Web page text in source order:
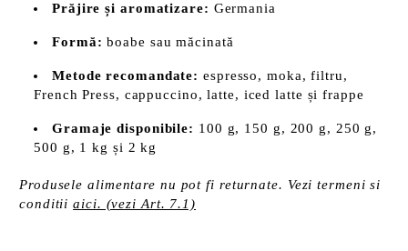
Prăjire și aromatizare: Germania
Formă: boabe sau măcinată
Metode recomandate: espresso, moka, filtru,
French Press, cappuccino, latte, iced latte și frappe
Gramaje disponibile: 100 g, 150 g, 200 g, 250 g,
500 g, 1 kg și 2 kg
Produsele alimentare nu pot fi returnate. Vezi termeni si
conditiiaici. (vezi Art. 7.1)